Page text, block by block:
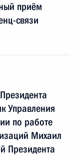
приём
связи
Управления
по работе
Михаил
Президента